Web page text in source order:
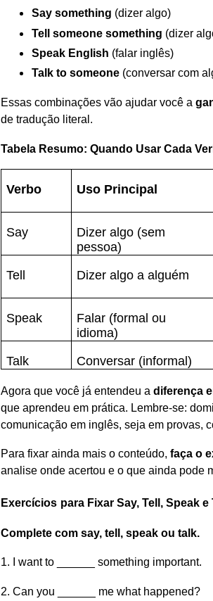
Say something (dizer algo)
Tell someone something (dizer
Speak English (falar inglês)
Talk to someone (conversar com
Essas combinações vão ajudar você a
de tradução literal.
Tabela Resumo: Quando Usar Cada
Verbo Uso Principal
Say
Dizer algo (sem
pessoa)
Tell Dizer algo a alguém
Speak
Falar (formal ou
idioma)
Talk Conversar (informal)
Agora que você já entendeu a diferença
que aprendeu em prática. Lembre-se:
comunicação em inglês, seja em provas,
Para fixar ainda mais o conteúdo, faça o
analise onde acertou e o que ainda pode
Exercícios para Fixar Say, Tell, Speak e
Complete com say, tell, speak ou talk.
1. I want to ______ something important.
2. Can you ______ me what happened?